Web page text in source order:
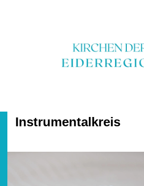
Instrumentalkreis